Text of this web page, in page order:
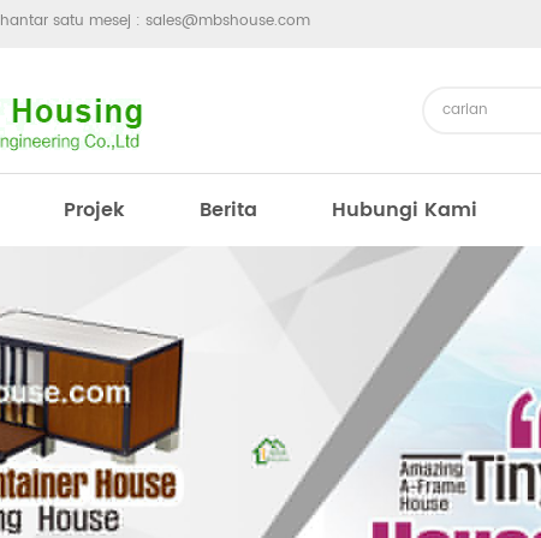
hantar satu mesej : sales@mbshouse.com
Projek Berita Hubungi Kami